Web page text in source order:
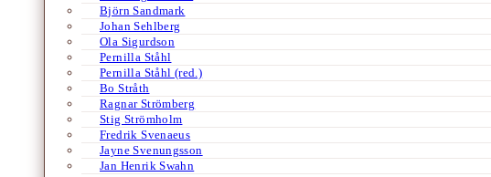
Björn Sandmark
Johan Sehlberg
Ola Sigurdson
Pernilla Ståhl
Pernilla Ståhl (red.)
Bo Stråth
Ragnar Strömberg
Stig Strömholm
Fredrik Svenaeus
Jayne Svenungsson
Jan Henrik Swahn